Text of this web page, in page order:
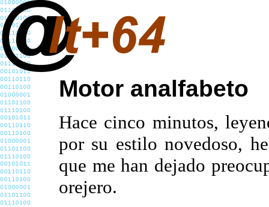
Motor analfabeto
Hace cinco minutos,
por su estilo novedoso,
que me han dejado
orejero.